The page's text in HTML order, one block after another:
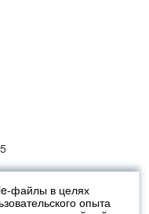
файлы в целях
опыта